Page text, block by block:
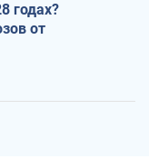
годах?
от